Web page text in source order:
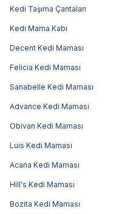
Kedi Taşıma Çantaları
Kedi Mama Kabı
Decent Kedi Maması
Felicia Kedi Maması
Sanabelle Kedi Maması
Advance Kedi Maması
Obivan Kedi Maması
Luis Kedi Maması
Acana Kedi Maması
Hill's Kedi Maması
Bozita Kedi Maması